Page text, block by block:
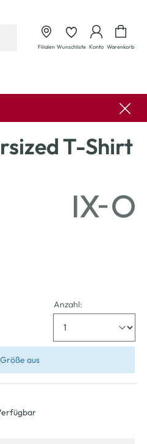
Filialen Wunschliste Konto Warenkorb
T-Shirt
Anzahl:
aus